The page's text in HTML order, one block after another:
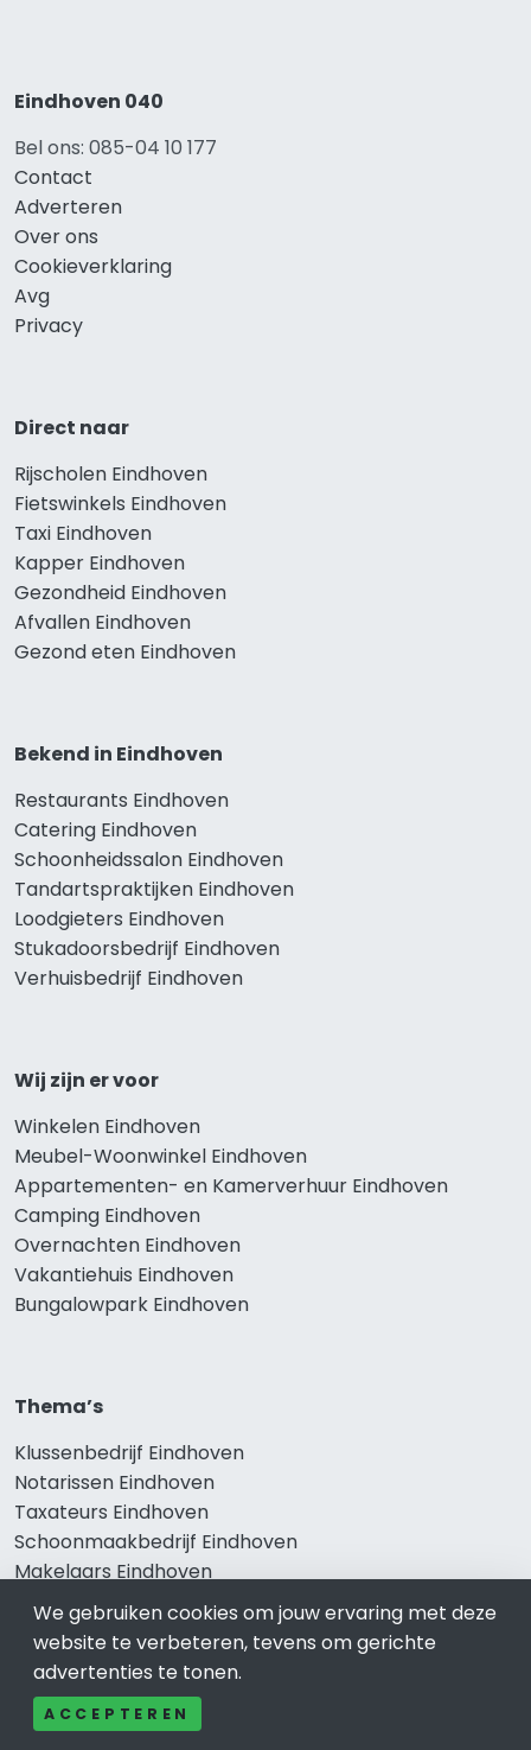
Eindhoven 040
Bel ons: 085-04 10 177
Contact
Adverteren
Over ons
Cookieverklaring
Avg
Privacy
Direct naar
Rijscholen Eindhoven
Fietswinkels Eindhoven
Taxi Eindhoven
Kapper Eindhoven
Gezondheid Eindhoven
Afvallen Eindhoven
Gezond eten Eindhoven
Bekend in Eindhoven
Restaurants Eindhoven
Catering Eindhoven
Schoonheidssalon Eindhoven
Tandartspraktijken Eindhoven
Loodgieters Eindhoven
Stukadoorsbedrijf Eindhoven
Verhuisbedrijf Eindhoven
Wij zijn er voor
Winkelen Eindhoven
Meubel-Woonwinkel Eindhoven
Appartementen- en Kamerverhuur Eindhoven
Camping Eindhoven
Overnachten Eindhoven
Vakantiehuis Eindhoven
Bungalowpark Eindhoven
Thema’s
Klussenbedrijf Eindhoven
Notarissen Eindhoven
Taxateurs Eindhoven
Schoonmaakbedrijf Eindhoven
Makelaars Eindhoven
Onze producten
Keuken Eindhoven
We gebruiken cookies om jouw ervaring met deze
website te verbeteren, tevens om gerichte
advertenties te tonen.
ACCEPTEREN